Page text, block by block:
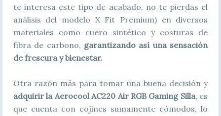
te interesa este tipo de acabado, no te pierdas el
análisis del modelo X Fit Premium) en diversos
materiales como cuero sintético y costuras de
fibra de carbono, garantizando así una sensación
de frescura y bienestar.
Otra razón más para tomar una buena decisión y
adquirir la Aerocool AC220 Air RGB Gaming Silla, es
que cuenta con cojines sumamente cómodos, lo